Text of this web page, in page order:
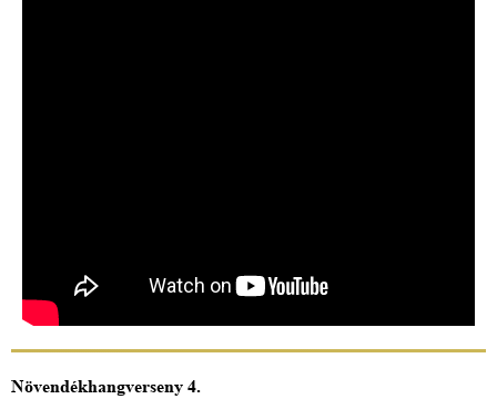
Növendékhangverseny 4.